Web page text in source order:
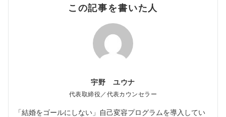
この記事を書いた人
宇野 ユウナ
代表取締役／代表カウンセラー
「結婚をゴールにしない」自己変容プログラムを導入してい